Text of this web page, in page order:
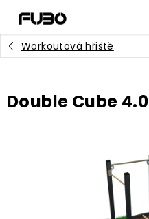
obsah
Workoutová hřiště
Double Cube 4.0